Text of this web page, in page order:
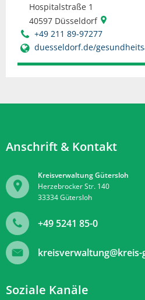
Hospitalstraße 1
40597 Düsseldorf
+49 211 89-97277
duesseldorf.de/gesundheitsamt/
Anschrift & Kontakt
Kreisverwaltung Gütersloh
Herzebrocker Str. 140
33334Gütersloh
+49 5241 85-0
Soziale Kanäle